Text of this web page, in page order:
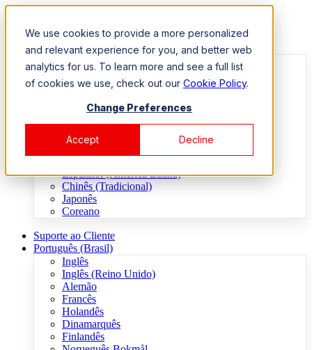
We use cookies to provide a more personalized
and relevant experience for you, and better web
analytics for us. To learn more and see a full list
of cookies we use, check out our Cookie Policy.
Change Preferences
Accept Decline
Suporte ao Cliente
Português (Brasil)
Inglês
Inglês (Reino Unido)
Alemão
Holandês
Dinamarquês
Finlandês
Norueguês Bokmål
Espanhol (América Latina)
Chinês (Tradicional)
Japonês
Coreano
Suporte ao Cliente
Português (Brasil)
Inglês
Inglês (Reino Unido)
Alemão
Francês
Holandês
Dinamarquês
Finlandês